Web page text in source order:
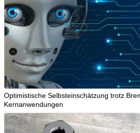
Optimistische Selbsteinschätzung trotz
Kernanwendungen